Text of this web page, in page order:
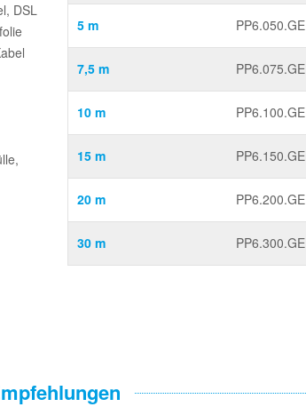
5 m PP6.050.GE
7,5 m PP6.075.GE
10 m PP6.100.GE
15 m PP6.150.GE
20 m PP6.200.GE
30 m PP6.300.GE
DSL